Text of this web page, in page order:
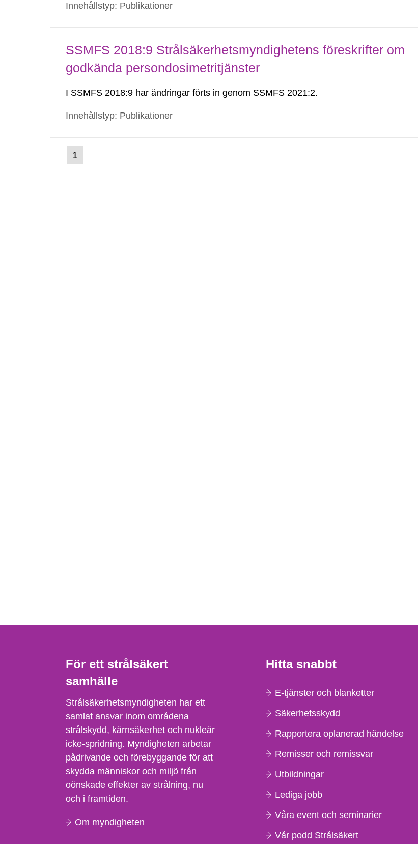
Innehållstyp: Publikationer
SSMFS 2018:9 Strålsäkerhetsmyndighetens föreskrifter om
godkända persondosimetritjänster
I SSMFS 2018:9 har ändringar förts in genom SSMFS 2021:2.
Innehållstyp: Publikationer
Gå
till
1
För ett strålsäkert
samhälle
Strålsäkerhetsmyndigheten har ett
samlat ansvar inom områdena
strålskydd, kärnsäkerhet och nukleär
icke-spridning. Myndigheten arbetar
pådrivande och förebyggande för att
skydda människor och miljö från
oönskade effekter av strålning, nu
och i framtiden.
Om myndigheten
Hitta snabbt
E-tjänster och blanketter
Säkerhetsskydd
Rapportera oplanerad händelse
Remisser och remissvar
Utbildningar
Lediga jobb
Våra event och seminarier
Vår podd Strålsäkert